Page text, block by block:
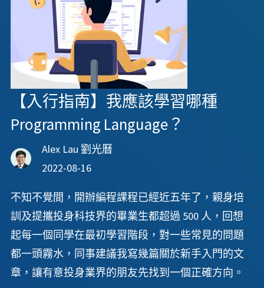
【入行指南】我應該學習哪種
Programming Language？
Alex Lau 劉光曆
2022-08-16
不知不覺間，開辦編程課程已經近五年了，親身培
訓及提攜投身科技界的畢業生都超過 500 人，回想
起每一個同學在最初學習階段，對一些常見的問題
都一頭霧水，同事建議我寫幾篇關於新手入門的文
章，讓有意投身業界的朋友先找到一個正確方向。